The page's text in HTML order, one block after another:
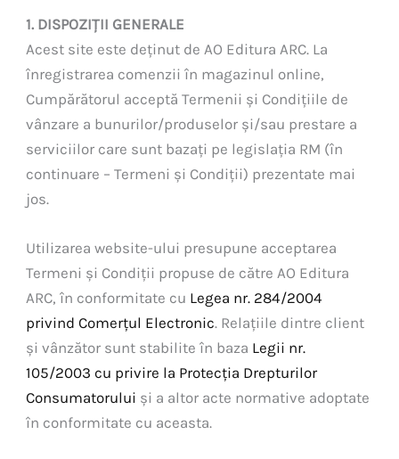
1. DISPOZIȚII GENERALE
Acest site este deținut de AO Editura ARC. La
înregistrarea comenzii în magazinul online,
Cumpărătorul acceptă Termenii și Condițiile de
vânzare a bunurilor/produselor și/sau prestare a
serviciilor care sunt bazați pe legislația RM (în
continuare – Termeni și Condiții) prezentate mai
jos.
Utilizarea website-ului presupune acceptarea
Termeni și Condiții propuse de către AO Editura
ARC, în conformitate cu Legea nr. 284/2004
privind Comerțul Electronic. Relațiile dintre client
și vânzător sunt stabilite în baza Legii nr.
105/2003 cu privire la Protecția Drepturilor
Consumatorului și a altor acte normative adoptate
în conformitate cu aceasta.